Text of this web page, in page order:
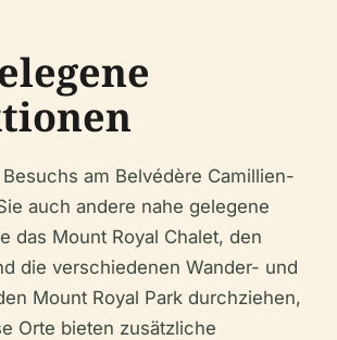
am Belvédère Camillien-
auch andere nahe gelegene
das Mount Royal Chalet, den
die verschiedenen Wander- und
Mount Royal Park durchziehen,
Orte bieten zusätzliche